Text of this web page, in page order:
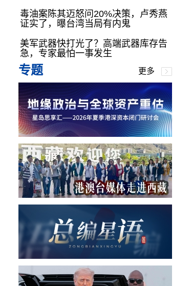
毒油案陈其迈怒问20%决策，卢秀燕
证实了，曝台湾当局有内鬼
美军武器快打光了？高端武器库存告
急，专家最怕一事发生
专题 更多